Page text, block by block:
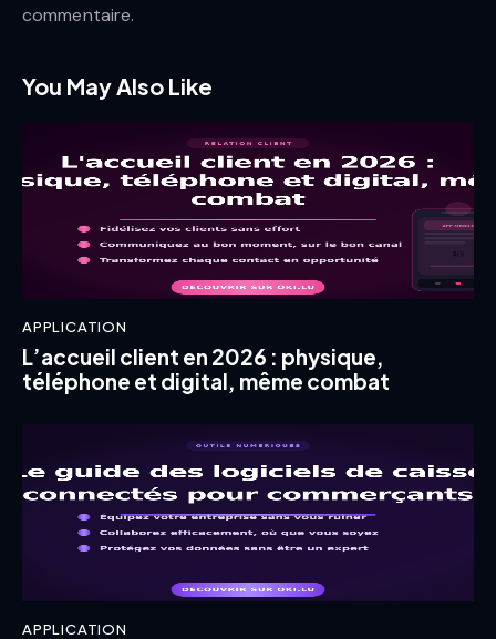
commentaire.
You May Also Like
APPLICATION
L’accueil client en 2026 : physique,
téléphone et digital, même combat
APPLICATION